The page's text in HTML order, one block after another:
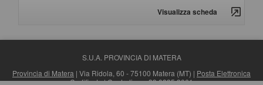
Visualizza scheda
S.U.A. PROVINCIA DI MATERA
Provincia di Matera | Via Ridola, 60 - 75100 Matera (MT) | Posta Elettronica
Certificata| Centralino: +39 0835 3061